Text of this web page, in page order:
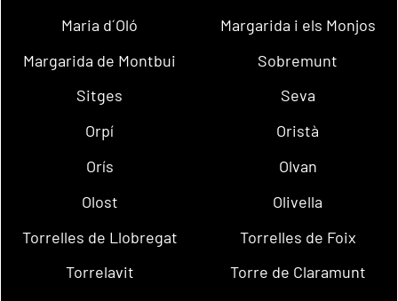
Maria d´Oló
Margarida i els Monjos
Margarida de Montbui
Sobremunt
Sitges
Seva
Orpí
Oristà
Orís
Olvan
Olost
Olivella
Torrelles de Llobregat
Torrelles de Foix
Torrelavit
Torre de Claramunt